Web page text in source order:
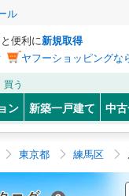
ル
便利に新規取得
ヤフーショッピングな
買う
ン 新築一戸建て 中
東京都 練馬区